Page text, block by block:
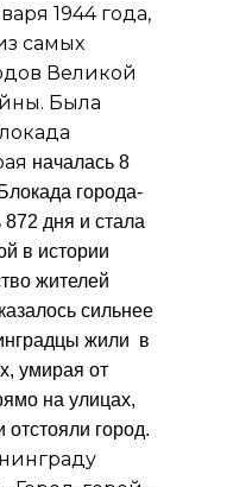
1944 года,
самых
Великой
Была
началась 8
города-
дня и стала
в истории
жителей
сильнее
жили в
умирая от
на улицах,
отстояли город.